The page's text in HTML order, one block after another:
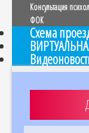
Консультация
ФОК
Схема